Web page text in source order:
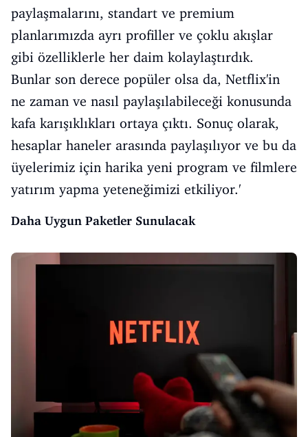
paylaşmalarını, standart ve premium
planlarımızda ayrı profiller ve çoklu akışlar
gibi özelliklerle her daim kolaylaştırdık.
Bunlar son derece popüler olsa da, Netflix'in
ne zaman ve nasıl paylaşılabileceği konusunda
kafa karışıklıkları ortaya çıktı. Sonuç olarak,
hesaplar haneler arasında paylaşılıyor ve bu da
üyelerimiz için harika yeni program ve filmlere
yatırım yapma yeteneğimizi etkiliyor.'
Daha Uygun Paketler Sunulacak